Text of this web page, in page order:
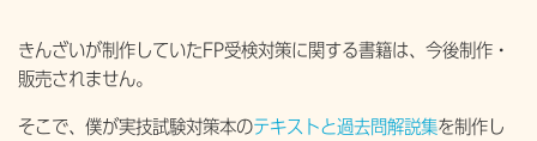
きんざいが制作していたFP受検対策に関する書籍は、今後制作・
販売されません。
そこで、僕が実技試験対策本のテキストと過去問解説集を制作し